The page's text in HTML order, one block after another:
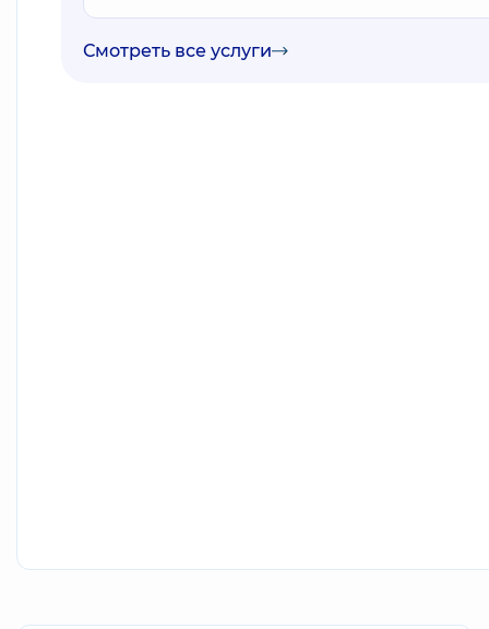
Смотреть все услуги